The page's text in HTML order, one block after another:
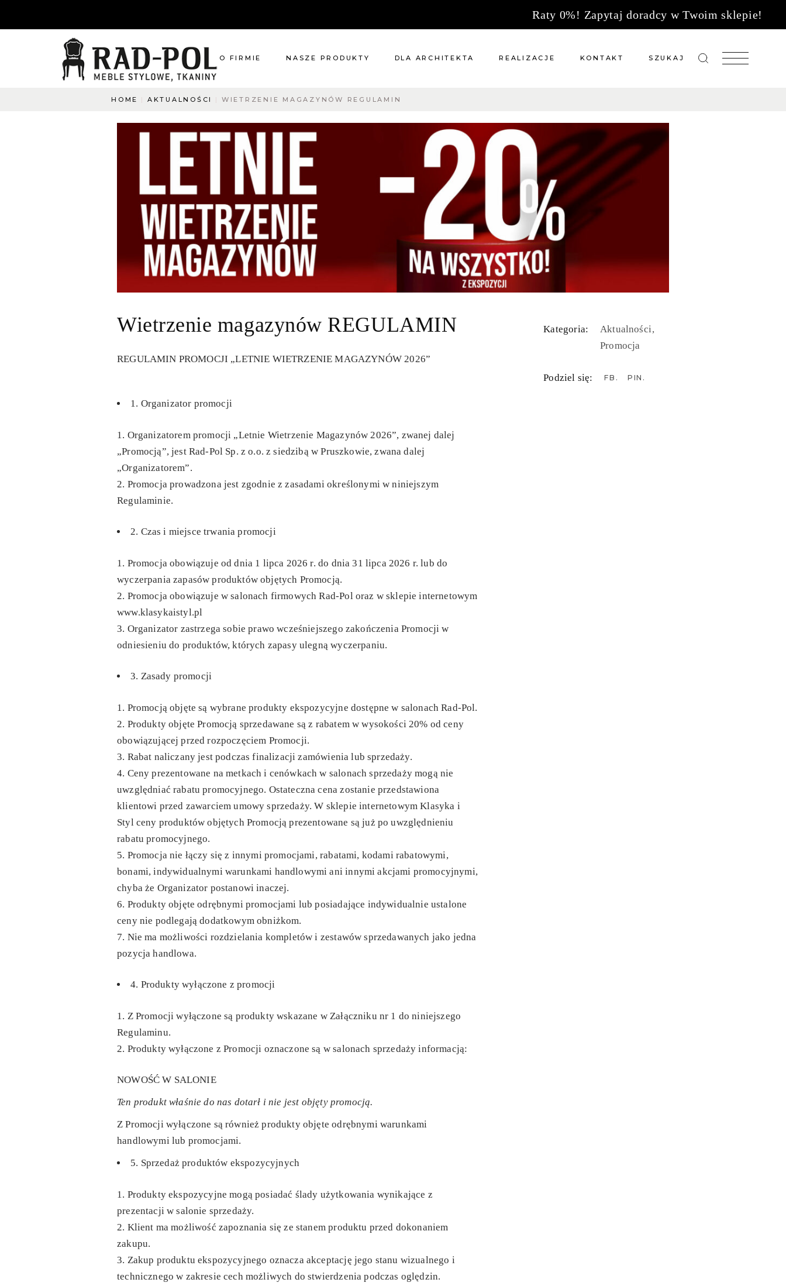
Raty 0%! Zapytaj doradcy w Twoim sklepie!
O FIRMIE
Aktualności
O co pytacie?
Napisz do nas
NASZE PRODUKTY
Oświetlenie
Renowacje
Dodatki
Tkaniny
Katalog
DLA ARCHITEKTA REALIZACJE
Meble wg tkanin
KONTAKT
Tkaniny
Kuchnie
Biuro
SZUKAJ
HOME AKTUALNOŚCI WIETRZENIE MAGAZYNÓW REGULAMIN
Wietrzenie magazynów REGULAMIN
REGULAMIN PROMOCJI „LETNIE WIETRZENIE MAGAZYNÓW 2026”
1. Organizator promocji
Organizatorem promocji „Letnie Wietrzenie Magazynów 2026”, zwanej dalej
„Promocją”, jest Rad-Pol Sp. z o.o. z siedzibą w Pruszkowie, zwana dalej
„Organizatorem”.
Promocja prowadzona jest zgodnie z zasadami określonymi w niniejszym
Regulaminie.
2. Czas i miejsce trwania promocji
Promocja obowiązuje od dnia 1 lipca 2026 r.do dnia 31 lipca 2026 r. lub do
wyczerpania zapasów produktów objętych Promocją.
Promocja obowiązuje w salonach firmowych Rad-Pol oraz w sklepie internetowym
www.klasykaistyl.pl
Organizator zastrzega sobie prawo wcześniejszego zakończenia Promocji w
odniesieniu do produktów, których zapasy ulegną wyczerpaniu.
3. Zasady promocji
Promocją objęte są wybrane produkty ekspozycyjne dostępne w salonach Rad-Pol.
Produkty objęte Promocją sprzedawane są z rabatem w wysokości 20% od ceny
obowiązującej przed rozpoczęciem Promocji.
Rabat naliczany jest podczas finalizacji zamówienia lub sprzedaży.
Ceny prezentowane na metkach i cenówkach w salonach sprzedaży mogą nie
uwzględniać rabatu promocyjnego. Ostateczna cena zostanie przedstawiona
klientowi przed zawarciem umowy sprzedaży. W sklepie internetowym Klasyka i
Styl ceny produktów objętych Promocją prezentowane są już po uwzględnieniu
rabatu promocyjnego.
Promocja nie łączy się z innymi promocjami, rabatami, kodami rabatowymi,
bonami, indywidualnymi warunkami handlowymi ani innymi akcjami promocyjnymi,
chyba że Organizator postanowi inaczej.
Produkty objęte odrębnymi promocjami lub posiadające indywidualnie ustalone
ceny nie podlegają dodatkowym obniżkom.
Nie ma możliwości rozdzielania kompletów i zestawów sprzedawanych jako jedna
pozycja handlowa.
4. Produkty wyłączone z promocji
Z Promocji wyłączone są produkty wskazane w Załączniku nr 1 do niniejszego
Regulaminu.
Produkty wyłączone z Promocji oznaczone są w salonach sprzedaży informacją:
NOWOŚĆ W SALONIE
Ten produkt właśnie do nas dotarł i nie jest objęty promocją.
Z Promocji wyłączone są również produkty objęte odrębnymi warunkami
handlowymi lub promocjami.
5. Sprzedaż produktów ekspozycyjnych
Produkty ekspozycyjne mogą posiadać ślady użytkowania wynikające z
prezentacji w salonie sprzedaży.
Klient ma możliwość zapoznania się ze stanem produktu przed dokonaniem
zakupu.
Zakup produktu ekspozycyjnego oznacza akceptację jego stanu wizualnego i
technicznego w zakresie cech możliwych do stwierdzenia podczas oględzin.
Kategoria:
Aktualności
Promocja
Podziel się: FB PIN